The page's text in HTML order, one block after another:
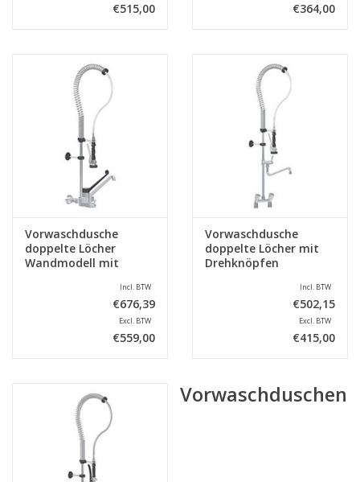
€515,00 €364,00
Vorwaschdusche
doppelte Löcher
Wandmodell mit
Incl. BTW
€676,39
Excl. BTW
€559,00
Vorwaschdusche
doppelte Löcher mit
Drehknöpfen
Incl. BTW
€502,15
Excl. BTW
€415,00
Vorwaschduschen